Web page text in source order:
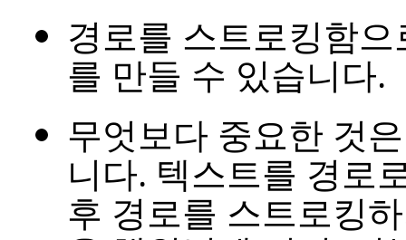
경로를 스트로킹함
를 만들 수 있습니다.
무엇보다 중요한 것
니다. 텍스트를 경로
후 경로를 스트로킹